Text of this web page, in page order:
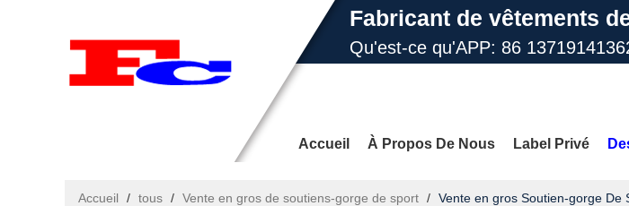
Fabricant de vêtements
Qu'est-ce qu'APP: 86
Accueil À Propos De Nous Label Privé
Accueil / tous / Vente en gros de soutiens-gorge de sport / Vente en gros Soutien-gorge De